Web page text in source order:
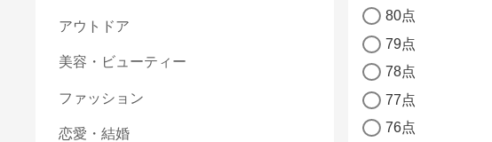
80点
79点
78点
77点
76点
アウトドア
美容・ビューティー
ファッション
恋愛・結婚